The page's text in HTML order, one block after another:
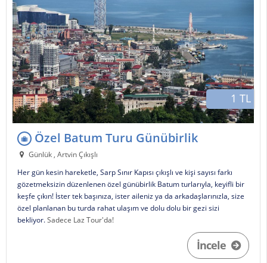
1 TL
Özel Batum Turu Günübirlik
Günlük , Artvin Çıkışlı
Her gün kesin hareketle, Sarp Sınır Kapısı çıkışlı ve kişi sayısı farkı
gözetmeksizin düzenlenen özel günübirlik Batum turlarıyla, keyifli bir
keşfe çıkın! İster tek başınıza, ister aileniz ya da arkadaşlarınızla, size
özel planlanan bu turda rahat ulaşım ve dolu dolu bir gezi sizi
bekliyor.Sadece Laz Tour'da!
İncele